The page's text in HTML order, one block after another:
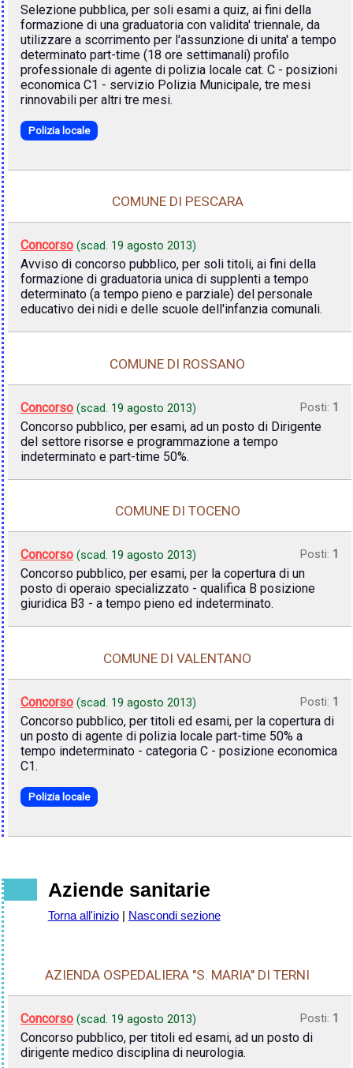
Selezione pubblica, per soli esami a quiz, ai fini della
formazione di una graduatoria con validita' triennale, da
utilizzare a scorrimento per l'assunzione di unita' a tempo
determinato part-time (18 ore settimanali) profilo
professionale di agente di polizia locale cat. C - posizioni
economica C1 - servizio Polizia Municipale, tre mesi
rinnovabili per altri tre mesi.
Polizia locale
COMUNE DI PESCARA
Concorso (scad. 19 agosto 2013)
Avviso di concorso pubblico, per soli titoli, ai fini della
formazione di graduatoria unica di supplenti a tempo
determinato (a tempo pieno e parziale) del personale
educativo dei nidi e delle scuole dell'infanzia comunali.
COMUNE DI ROSSANO
Concorso (scad. 19 agosto 2013) Posti: 1
Concorso pubblico, per esami, ad un posto di Dirigente
del settore risorse e programmazione a tempo
indeterminato e part-time 50%.
COMUNE DI TOCENO
Concorso (scad. 19 agosto 2013) Posti: 1
Concorso pubblico, per esami, per la copertura di un
posto di operaio specializzato - qualifica B posizione
giuridica B3 - a tempo pieno ed indeterminato.
COMUNE DI VALENTANO
Concorso (scad. 19 agosto 2013) Posti: 1
Concorso pubblico, per titoli ed esami, per la copertura di
un posto di agente di polizia locale part-time 50% a
tempo indeterminato - categoria C - posizione economica
C1.
Polizia locale
Aziende sanitarie
Torna all'inizio| Nascondi sezione
AZIENDA OSPEDALIERA "S. MARIA" DI TERNI
Concorso (scad. 19 agosto 2013) Posti: 1
Concorso pubblico, per titoli ed esami, ad un posto di
dirigente medico disciplina di neurologia.